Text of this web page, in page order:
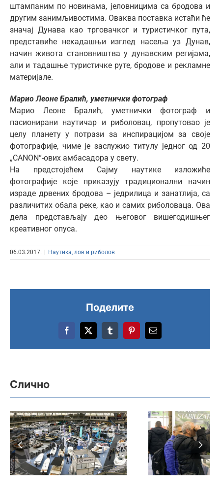
штампаним по новинама, јеловницима са бродова и
другим занимљивостима. Оваква поставка истаћи ће
значај Дунава као трговачког и туристичког пута,
представиће некадашњи изглед насеља уз Дунав,
начин живота становништва у дунавским регијама,
али и тадашње туристичке руте, бродове и рекламне
материјале.
Марио Леоне Бралић, уметнички фотограф
Марио Леоне Бралић, уметнички фотограф и
пасионирани наутичар и риболовац, пропутовао је
целу планету у потрази за инспирацијом за своје
фотографије, чиме је заслужио титулу једног од 20
„CANON“-ових амбасадора у свету.
На предстојећем Сајму наутике изложиће
фотографије које приказују традиционални начин
израде дрвених бродова – једрилица и занатлија, са
различитих обала реке, као и самих риболоваца. Ова
дела представљају део његовог вишегодишњег
креативног опуса.
06.03.2017. Наутика, лов и риболов
Поделите
Facebook
X TumblrPinterestEmail
Слично
наутике, лова и
риболова
оправдао статус
најзначајнијег
У хали 4
године
богата
ловце и